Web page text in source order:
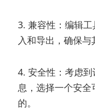
3. 兼容性：编辑
入和导出，确保与
4. 安全性：考虑
息，选择一个安
的。